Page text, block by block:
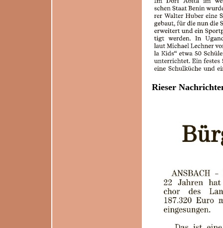
Rieser